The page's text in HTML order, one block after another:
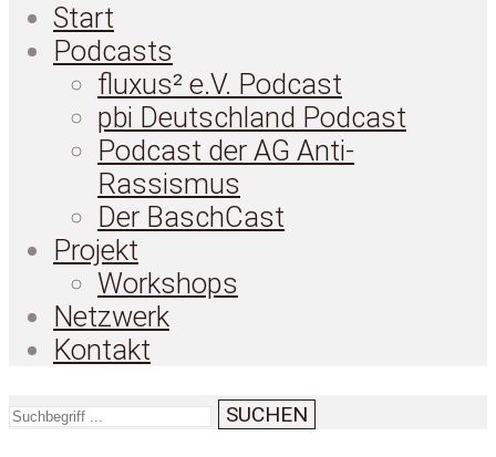
Start
Podcasts
fluxus² e.V. Podcast
pbi Deutschland Podcast
Podcast der AG Anti-
Rassismus
Der BaschCast
Projekt
Workshops
Netzwerk
Kontakt
SUCHEN